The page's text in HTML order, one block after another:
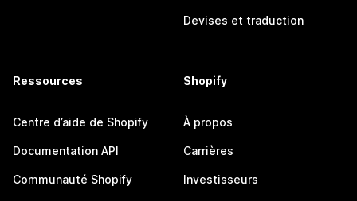
Devises et traduction
Ressources
Centre d’aide de Shopify
Documentation API
Communauté Shopify
Shopify
À propos
Carrières
Investisseurs